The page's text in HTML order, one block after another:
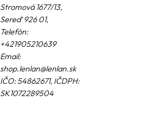
Stromová 1677/13,
Sereď 926 01,
Telefón:
+421905210639
Email:
shop.lenlan@lenlan.sk
IČO: 54862671, IČDPH:
SK1072289504